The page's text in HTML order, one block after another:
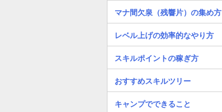
マナ間欠泉（残響片）の集め方
レベル上げの効率的なやり方
スキルポイントの稼ぎ方
おすすめスキルツリー
キャンプでできること